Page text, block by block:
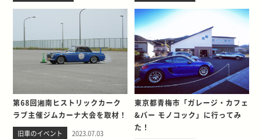
第68回湘南ヒストリックカーク
ラブ主催ジムカーナ大会を取材！
旧車のイベント 2023.07.03
東京都青梅市「ガレージ・カフェ
&バー モノコック」に行ってみ
た！